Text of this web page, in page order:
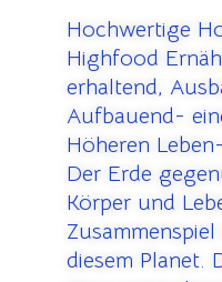
Hochwertige
Highfood
erhaltend,
Aufbauend-
Höheren
Der Erde
Körper und
diesem Planet.